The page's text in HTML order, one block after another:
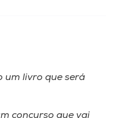
um livro que será
concurso que vai